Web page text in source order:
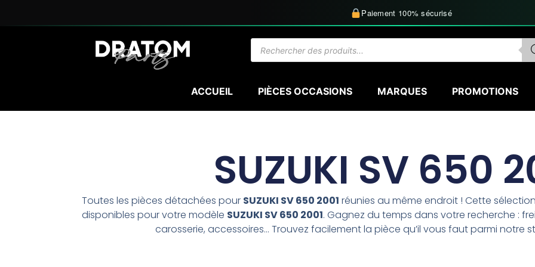
Paiement 100% sécurisé
ACCUEIL PIÈCES OCCASIONS MARQUES PROMOTIONS
SUZUKI SV 650
Toutes les pièces détachées pour SUZUKI SV 650 2001 réunies au même endroit ! Cette
disponibles pour votre modèle SUZUKI SV 650 2001. Gagnez du temps dans votre recherche :
carosserie, accessoires… Trouvez facilement la pièce qu’il vous faut parmi notre